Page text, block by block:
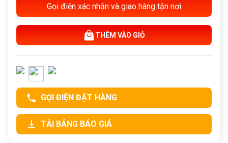
Gọi điện xác nhận và giao hàng tận nơi
THÊM VÀO GIỎ
GỌI ĐIỆN ĐẶT HÀNG
TẢI BẢNG BÁO GIÁ